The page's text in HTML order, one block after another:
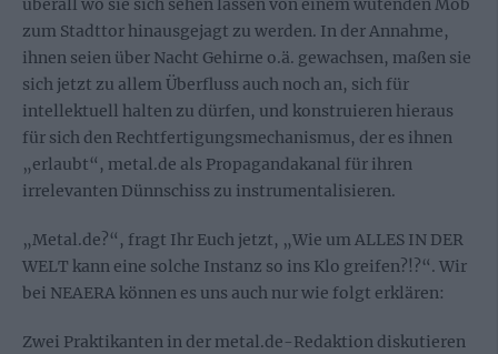
überall wo sie sich sehen lassen von einem wütenden Mob
zum Stadttor hinausgejagt zu werden. In der Annahme,
ihnen seien über Nacht Gehirne o.ä. gewachsen, maßen sie
sich jetzt zu allem Überfluss auch noch an, sich für
intellektuell halten zu dürfen, und konstruieren hieraus
für sich den Rechtfertigungsmechanismus, der es ihnen
„erlaubt“, metal.de als Propagandakanal für ihren
irrelevanten Dünnschiss zu instrumentalisieren.
„Metal.de?“, fragt Ihr Euch jetzt, „Wie um ALLES IN DER
WELT kann eine solche Instanz so ins Klo greifen?!?“. Wir
bei NEAERA können es uns auch nur wie folgt erklären:
Zwei Praktikanten in der metal.de-Redaktion diskutieren